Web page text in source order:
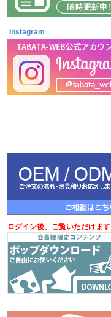
Instagram
ログイン後、ご覧いただけます